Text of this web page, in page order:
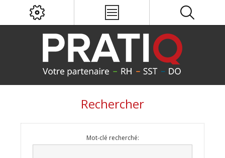
Rechercher
Mot-clé recherché: